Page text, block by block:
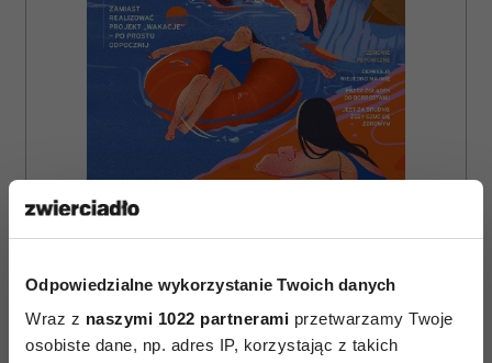
Odpowiedzialne wykorzystanie Twoich danych
Wraz z naszymi 1022 partnerami przetwarzamy Twoje
osobiste dane, np. adres IP, korzystając z takich
WYDANIE DRUKOWANE
E-WYDANIE